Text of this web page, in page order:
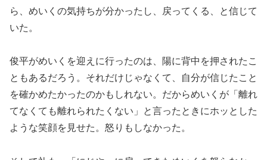
ら、めいくの気持ちが分かったし、戻ってくる、と信じて
いた。
俊平がめいくを迎えに行ったのは、陽に背中を押されたこ
ともあるだろう。それだけじゃなくて、自分が信じたこと
を確かめたかったのかもしれない。だからめいくが「離れ
てなくても離れられたくない」と言ったときにホッとした
ような笑顔を見せた。怒りもしなかった。